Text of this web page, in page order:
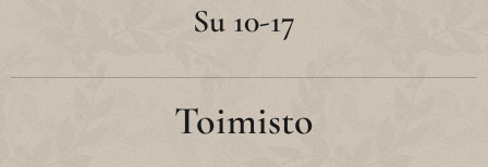
Su 10-17
Toimisto